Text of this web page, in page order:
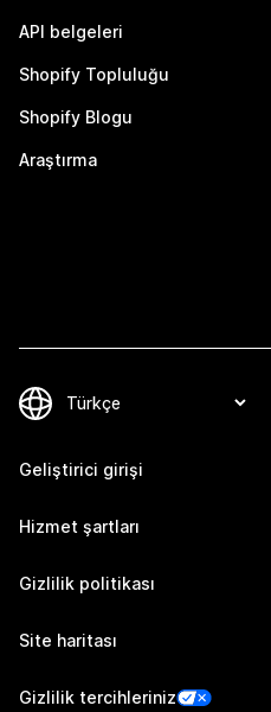
API belgeleri
Shopify Topluluğu
Shopify Blogu
Araştırma
Geliştirici girişi
Hizmet şartları
Gizlilik politikası
Site haritası
Gizlilik tercihleriniz